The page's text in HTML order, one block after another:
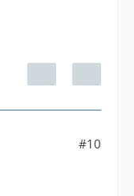
#10